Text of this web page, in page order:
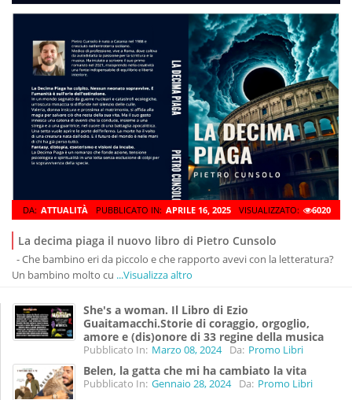
DA: ATTUALITÀ PUBBLICATO IN: APRILE 16, 2025 VISUALIZZATO: 6020
La decima piaga il nuovo libro di Pietro Cunsolo
- Che bambino eri da piccolo e che rapporto avevi con la letteratura?
Un bambino molto cu ...Visualizza altro
She's a woman. Il Libro di Ezio
Guaitamacchi.Storie di coraggio, orgoglio,
amore e (dis)onore di 33 regine della musica
Pubblicato In: Marzo 08, 2024 Da: Promo Libri
Belen, la gatta che mi ha cambiato la vita
Pubblicato In: Gennaio 28, 2024 Da: Promo Libri